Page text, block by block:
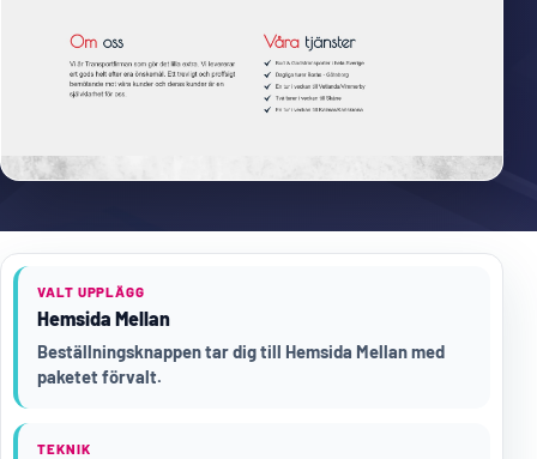
VALT UPPLÄGG
Hemsida Mellan
Beställningsknappen tar dig till Hemsida Mellan med
paketet förvalt.
TEKNIK